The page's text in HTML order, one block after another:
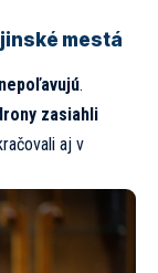
mestá
.
zasiahli
aj v